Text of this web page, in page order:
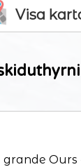
Visa
grande Ours